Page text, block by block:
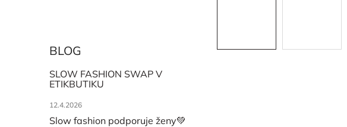
BLOG
SLOW FASHION SWAP V
ETIKBUTIKU
12.4.2026
Slow fashion podporuje ženy💚